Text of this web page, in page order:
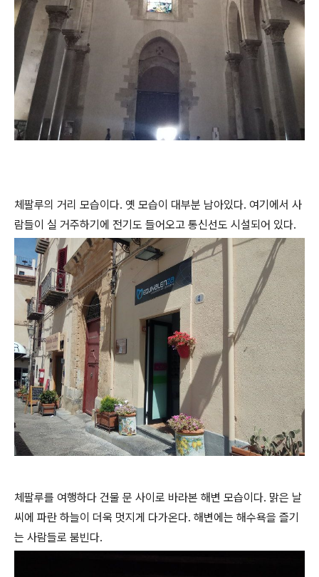
체팔루의 거리 모습이다. 옛 모습이 대부분 남아있다. 여기에서 사
람들이 실 거주하기에 전기도 들어오고 통신선도 시설되어 있다.
체팔루를 여행하다 건물 문 사이로 바라본 해변 모습이다. 맑은 날
씨에 파란 하늘이 더욱 멋지게 다가온다. 해변에는 해수욕을 즐기
는 사람들로 붐빈다.